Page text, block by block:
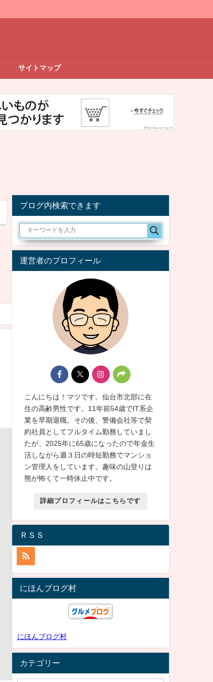
サイトマップ
ブログ内検索できます
運営者のプロフィール
こんにちは！マツです。仙台市北部に在
住の高齢男性です。11年前54歳でIT系企
業を早期退職。その後、警備会社等で契
約社員としてフルタイム勤務していまし
たが、2025年に65歳になったので年金生
活しながら週３日の時短勤務でマンショ
ン管理人をしています。趣味の山登りは
熊が怖くて一時休止中です。
詳細プロフィールはこちらです
ＲＳＳ
にほんブログ村
にほんブログ村
カテゴリー